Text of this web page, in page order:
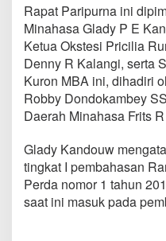
Rapat Paripurna ini
Minahasa Glady P E
Ketua Okstesi Pricilia
Denny R Kalangi, serta
Kuron MBA ini, dihadiri
Robby Dondokambey
Daerah Minahasa Frits
Glady Kandouw
tingkat I pembahasan
Perda nomor 1 tahun
saat ini masuk pada